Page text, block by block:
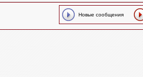
Новые сообщения